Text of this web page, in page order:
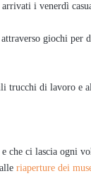
arrivati i venerdì
giochi
trucchi di lavoro e
che ci lascia ogni
riaperture dei